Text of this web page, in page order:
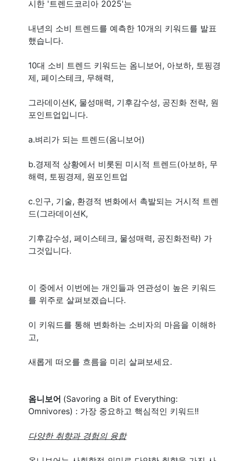
시한 '트렌드코리아 2025'는
내년의 소비 트렌드를 예측한 10개의 키워드를 발표
했습니다.
10대 소비 트렌드 키워드는 옴니보어, 아보하, 토핑경
제, 페이스테크, 무해력,
그라데이션K, 물성매력, 기후감수성, 공진화 전략, 원
포인트업입니다.
a.벼리가 되는 트렌드(옴니보어)
b.경제적 상황에서 비롯된 미시적 트렌드(아보하, 무
해력, 토핑경제, 원포인트업
c.인구, 기술, 환경적 변화에서 촉발되는 거시적 트렌
드(그라데이션K,
기후감수성, 페이스테크, 물성매력, 공진화전략) 가
그것입니다.
이 중에서 이번에는 개인들과 연관성이 높은 키워드
를 위주로 살펴보겠습니다.
이 키워드를 통해 변화하는 소비자의 마음을 이해하
고,
새롭게 떠오를 흐름을 미리 살펴보세요.
옴니보어 (Savoring a Bit of Everything:
Omnivores) : 가장 중요하고 핵심적인 키워드!!
다양한 취향과 경험의 융합